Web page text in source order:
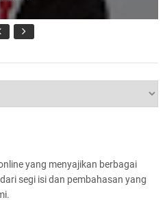
Bidan Garda
yang menyajikan berbagai
segi isi dan pembahasan yang